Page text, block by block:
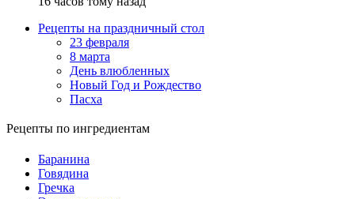
Рецепты на праздничный стол
23 февраля
8 марта
День влюбленных
Новый Год и Рождество
Пасха
Рецепты по ингредиентам
Баранина
Говядина
Гречка